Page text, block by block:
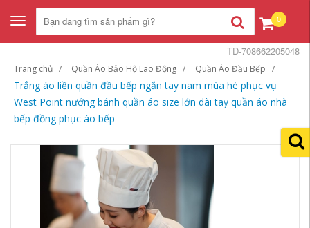
Toggle
navigation
0
Trang chủ Quần Áo Bảo Hộ Lao Động Quần Áo Đầu Bếp
Trắng áo liền quần đầu bếp ngắn tay nam mùa hè phục vụ
West Point nướng bánh quần áo size lớn dài tay quần áo nhà
bếp đồng phục áo bếp
TD-708662205048